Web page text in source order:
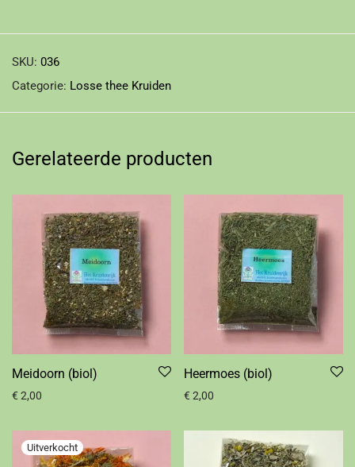
SKU: 036
Categorie: Losse thee Kruiden
Gerelateerde producten
Meidoorn (biol)
€ 2,00
Heermoes (biol)
€ 2,00